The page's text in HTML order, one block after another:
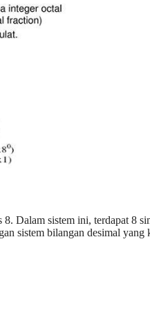
Dalam sistem ini, terdapat 8
sistem bilangan desimal